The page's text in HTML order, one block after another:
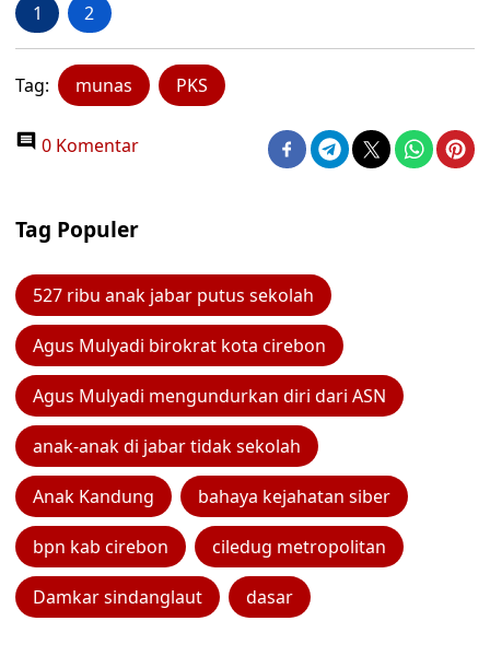
1 2
Tag: munas PKS
0 Komentar
Tag Populer
527 ribu anak jabar putus sekolah
Agus Mulyadi birokrat kota cirebon
Agus Mulyadi mengundurkan diri dari ASN
anak-anak di jabar tidak sekolah
Anak Kandung bahaya kejahatan siber
bpn kab cirebon ciledug metropolitan
Damkar sindanglaut dasar